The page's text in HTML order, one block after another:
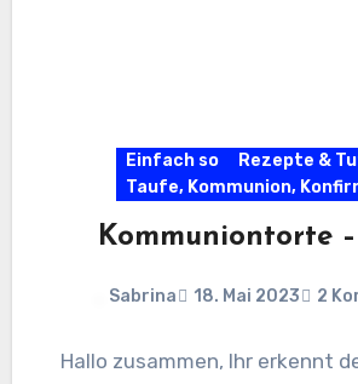
Einfach so
Rezepte &
Taufe, Kommunion,
Kommuniontorte
Sabrina 18. Mai 2023 2
Hallo zusammen, Ihr erkennt